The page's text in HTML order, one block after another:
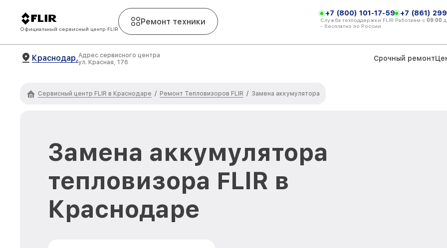
Официальный сервисный центр FLIR
Ремонт техники
+7 (800) 101-17-59
Служба техподдержки FLIR
- бесплатно по России
+7 (861)
Работаем с 09:00
Краснодар,Адрес сервисного центра
ул. Красная, 176
Срочный ремонт
Сервисный центр FLIR в Краснодаре / Ремонт Тепловизоров FLIR / Замена аккумулятора
Замена аккумулятора
тепловизора FLIR в
Краснодаре